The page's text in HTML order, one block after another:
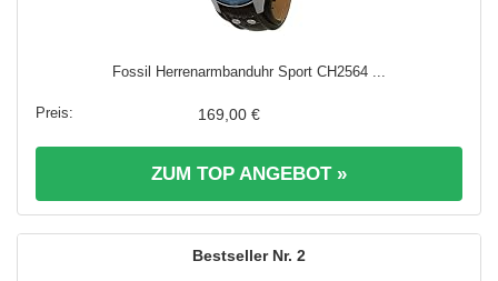
Fossil Herrenarmbanduhr Sport CH2564 ...
169,00 €
ZUM TOP ANGEBOT »
2